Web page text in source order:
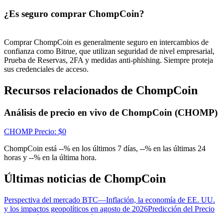
Acceso
¿Es seguro comprar ChompCoin?
Comprar ChompCoin es generalmente seguro en intercambios de
confianza como Bitrue, que utilizan seguridad de nivel empresarial,
Prueba de Reservas, 2FA y medidas anti-phishing. Siempre proteja
sus credenciales de acceso.
Recursos relacionados de ChompCoin
Análisis de precio en vivo de ChompCoin (CHOMP)
CHOMP Precio: $0
ChompCoin está --% en los últimos 7 días, --% en las últimas 24
horas y --% en la última hora.
Últimas noticias de ChompCoin
Perspectiva del mercado BTC—Inflación, la economía de EE. UU.
y los impactos geopolíticos en agosto de 2026Predicción del Precio